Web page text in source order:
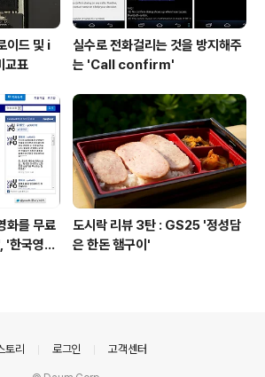
이드 및 i
교표
실수로 전화걸리는 것을 방지해주
는 'Call confirm'
화를 무료
'한국영상
도시락 리뷰 3탄 : GS25 '정성담
은 한돈 햄구이'
토리 로그인 고객센터